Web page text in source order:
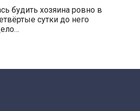
будить хозяина ровно в
сутки до него